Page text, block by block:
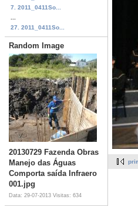
7. 2011_0411So...
27. 2011_0411So...
Random Image
20130729 Fazenda Obras
Manejo das Águas
Comporta saída Infraero
001.jpg
Data: 29-07-2013 Visitas: 634